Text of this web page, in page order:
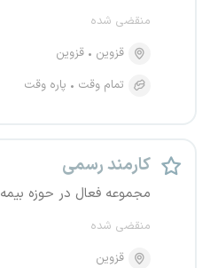
منقضی شده
قزوین
قزوین
تمام وقت
پاره وقت
کارمند رسمی
مجموعه فعال در حوزه بیمه
منقضی شده
قزوین